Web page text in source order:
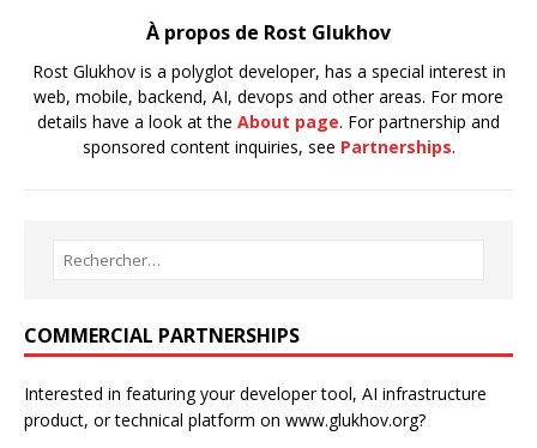
À propos de Rost Glukhov
Rost Glukhov is a polyglot developer, has a special interest in
web, mobile, backend, AI, devops and other areas. For more
details have a look at the About page. For partnership and
sponsored content inquiries, see Partnerships.
COMMERCIAL PARTNERSHIPS
Interested in featuring your developer tool, AI infrastructure
product, or technical platform on www.glukhov.org?